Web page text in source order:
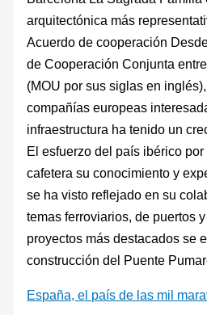
arquitectónica más
Acuerdo de cooperación
de Cooperación Conjunta
(MOU por sus siglas en
compañías europeas
infraestructura ha tenido un
El esfuerzo del país ibérico
cafetera su conocimiento y
se ha visto reflejado en su
temas ferroviarios, de puertos
proyectos más destacados se
construcción del Puente
España, el país de las mil